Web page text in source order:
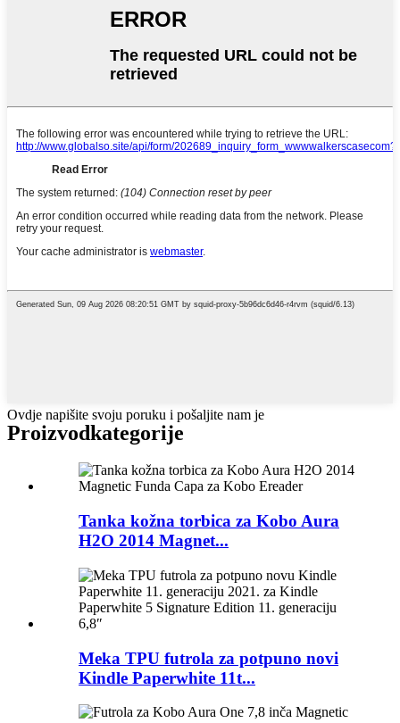
Ovdje napišite svoju poruku i pošaljite nam je
Proizvodkategorije
Tanka kožna torbica za Kobo Aura
H2O 2014 Magnet...
Meka TPU futrola za potpuno novi
Kindle Paperwhite 11t...